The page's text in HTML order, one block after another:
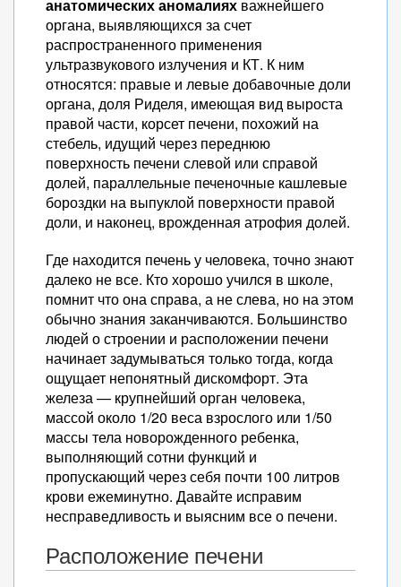
анатомических аномалиях важнейшего
органа, выявляющихся за счет
распространенного применения
ультразвукового излучения и КТ. К ним
относятся: правые и левые добавочные доли
органа, доля Риделя, имеющая вид выроста
правой части, корсет печени, похожий на
стебель, идущий через переднюю
поверхность печени слевой или справой
долей, параллельные печеночные кашлевые
бороздки на выпуклой поверхности правой
доли, и наконец, врожденная атрофия долей.
Где находится печень у человека, точно знают
далеко не все. Кто хорошо учился в школе,
помнит что она справа, а не слева, но на этом
обычно знания заканчиваются. Большинство
людей о строении и расположении печени
начинает задумываться только тогда, когда
ощущает непонятный дискомфорт. Эта
железа — крупнейший орган человека,
массой около 1/20 веса взрослого или 1/50
массы тела новорожденного ребенка,
выполняющий сотни функций и
пропускающий через себя почти 100 литров
крови ежеминутно. Давайте исправим
несправедливость и выясним все о печени.
Расположение печени